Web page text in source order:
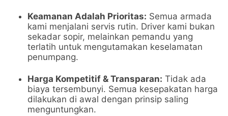
Keamanan Adalah Prioritas: Semua armada
kami menjalani servis rutin. Driver kami bukan
sekadar sopir, melainkan pemandu yang
terlatih untuk mengutamakan keselamatan
penumpang.
Harga Kompetitif & Transparan: Tidak ada
biaya tersembunyi. Semua kesepakatan harga
dilakukan di awal dengan prinsip saling
menguntungkan.